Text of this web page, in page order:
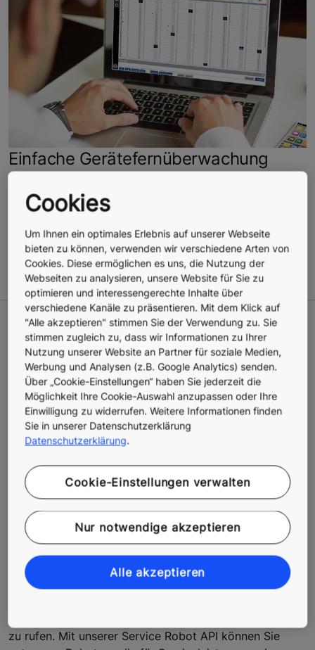
Einfache Gerätefernüberwachung
können Sie auf KONE Equipment
Gebäude- oder Asset-Management-Systemenfür
Überwachungs- und Berichtszweckeverwenden.
Reibungslose Integration neuer
intelligenter Gebäudedienste
Mit unserer Elevator Call APIkönnen Sie
Aufzugsruffunktionenin Ihre eigenen
zu rufen. Mit unserer Service Robot API können Sie
Cookies
Um Ihnen ein optimales Erlebnis auf unserer Webseite
bieten zu können, verwenden wir verschiedene Arten von
Cookies. Diese ermöglichen es uns, die Nutzung der
Webseiten zu analysieren, unsere Website für Sie zu
optimieren und interessengerechte Inhalte über
verschiedene Kanäle zu präsentieren. Mit dem Klick auf
"Alle akzeptieren" stimmen Sie der Verwendung zu. Sie
stimmen zugleich zu, dass wir Informationen zu Ihrer
Nutzung unserer Website an Partner für soziale Medien,
Werbung und Analysen (z.B. Google Analytics) senden.
Über „Cookie-Einstellungen“ haben Sie jederzeit die
Möglichkeit Ihre Cookie-Auswahl anzupassen oder Ihre
Einwilligung zu widerrufen. Weitere Informationen finden
Sie in unserer Datenschutzerklärung
Datenschutzerklärung.
Cookie-Einstellungen verwalten
Nur notwendige akzeptieren
Alle akzeptieren